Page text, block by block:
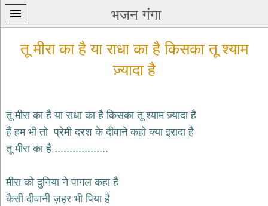
भजन गंगा
प्रथम
पन्ना
home
भजन
krishna
तू मीरा का है या राधा का है किसका तू श्याम
ज़्यादा है
तू मीरा का है या राधा का है किसका तू श्याम ज़्यादा है
हैं हम भी तो प्रेमी दरश के दीवाने कहो क्या इरादा है
तू मीरा का है ..................
मीरा को दुनिया ने पागल कहा है
कैसी दीवानी ज़हर भी पिया है